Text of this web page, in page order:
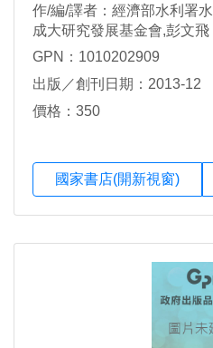
作/編/譯者：經濟部水利署
成大研究發展基金會,彭文飛
GPN：1010202909
出版／創刊日期：2013-12
價格：350
國家書店(開新視窗)